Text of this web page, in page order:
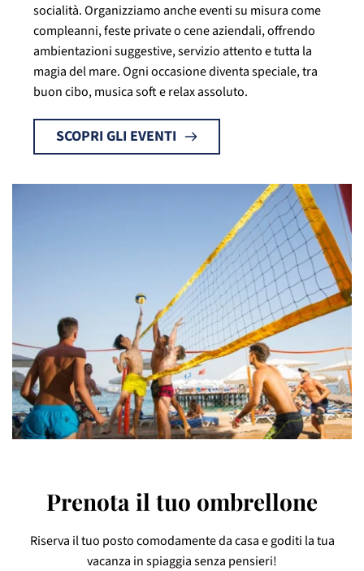
socialità. Organizziamo anche eventi su misura come
compleanni, feste private o cene aziendali, offrendo
ambientazioni suggestive, servizio attento e tutta la
magia del mare. Ogni occasione diventa speciale, tra
buon cibo, musica soft e relax assoluto.
SCOPRI GLI EVENTI
Prenota il tuo ombrellone
Riserva il tuo posto comodamente da casa e goditi la tua
vacanza in spiaggia senza pensieri!